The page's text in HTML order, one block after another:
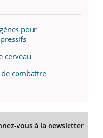
pour
cerveau
combattre
vous à la newsletter